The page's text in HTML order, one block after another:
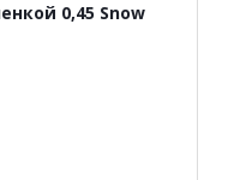
0,45 Snow